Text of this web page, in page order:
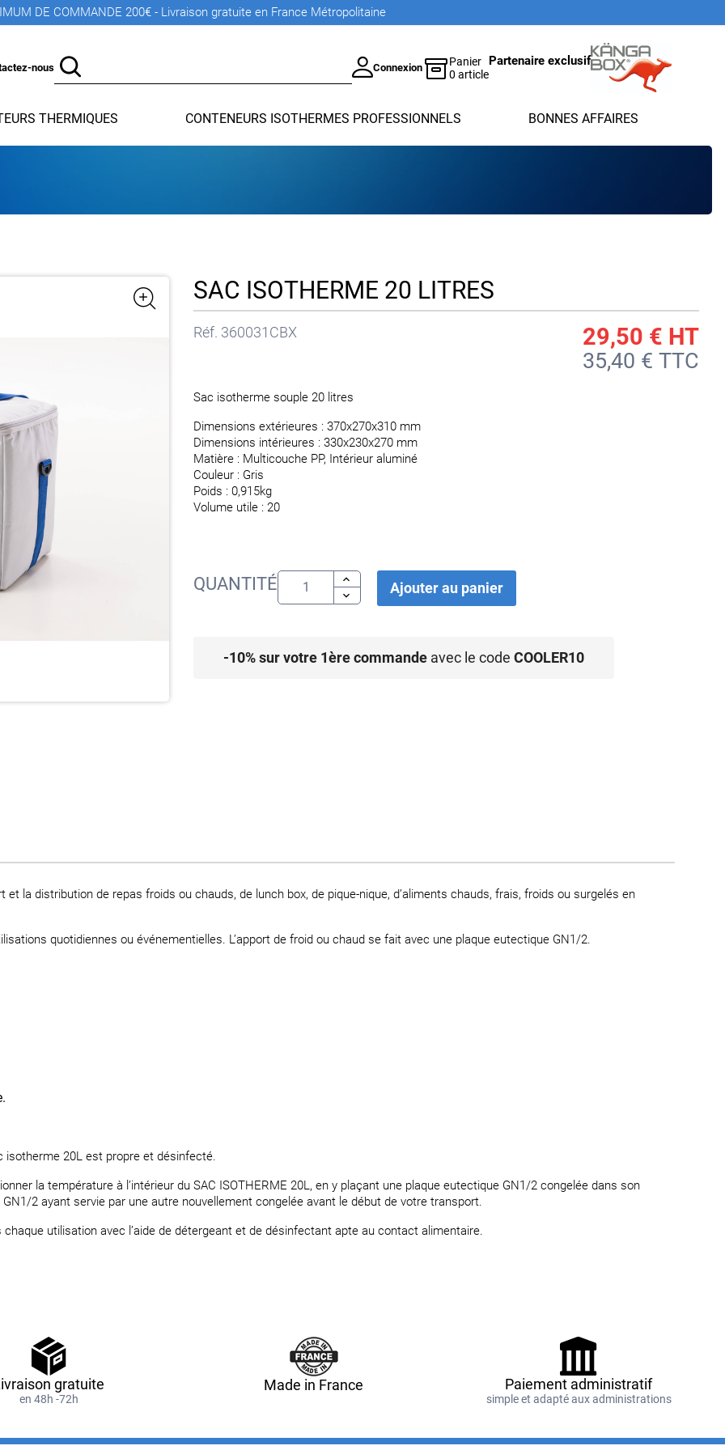
DE COMMANDE 200€ - Livraison gratuite en France Métropolitaine
nous Connexion
Panier
0 article
Partenaire exclusif
THERMIQUES CONTENEURS ISOTHERMES PROFESSIONNELS BONNES AFFAIRES
SAC ISOTHERME 20 LITRES
Réf. 360031CBX 29,50 € HT
35,40 € TTC
Sac isotherme souple 20 litres
Dimensions extérieures : 370x270x310 mm
Dimensions intérieures : 330x230x270 mm
Matière : Multicouche PP, Intérieur aluminé
Couleur : Gris
Poids : 0,915kg
Volume utile : 20
QUANTITÉ Ajouter au panier
-10% sur votre 1ère commande avec le code COOLER10
la distribution de repas froids ou chauds, de lunch box, de pique-nique, d’aliments chauds, frais, froids ou surgelés en
quotidiennes ou événementielles. L’apport de froid ou chaud se fait avec une plaque eutectique GN1/2.
isotherme 20L est propre et désinfecté.
la température à l’intérieur du SAC ISOTHERME 20L, en y plaçant une plaque eutectique GN1/2 congelée dans son
2 ayant servie par une autre nouvellement congelée avant le début de votre transport.
utilisation avec l’aide de détergeant et de désinfectant apte au contact alimentaire.
gratuite
en 48h -72h
Made in France Paiement administratif
simple et adapté aux administrations